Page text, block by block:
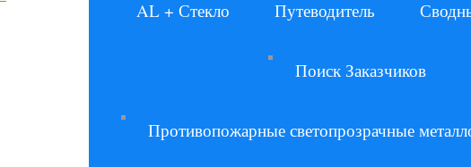
AL + Стекло Путеводитель
Поиск Заказчиков
Противопожарные светопрозрачные